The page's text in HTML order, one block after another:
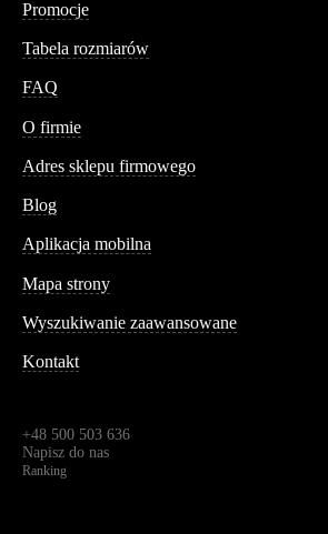
Promocje
Tabela rozmiarów
FAQ
O firmie
Adres sklepu firmowego
Blog
Aplikacja mobilna
Mapa strony
Wyszukiwanie zaawansowane
Kontakt
+48 500 503 636
Napisz do nas
Ranking